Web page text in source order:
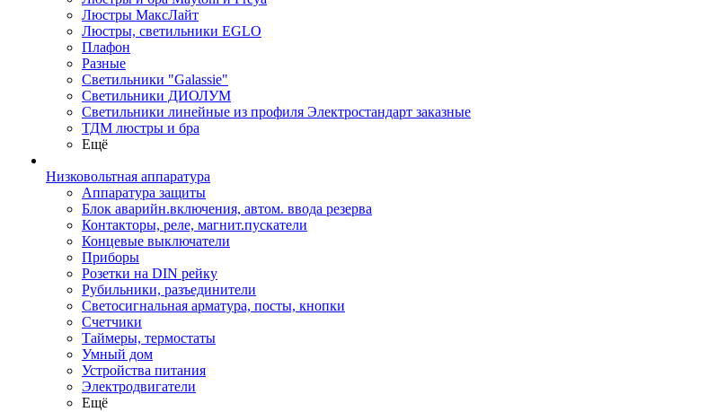
Люстры МаксЛайт
Люстры, светильники EGLO
Плафон
Разные
Светильники "Galassie"
Светильники ДИОЛУМ
Светильники линейные из профиля Электростандарт заказные
ТДМ люстры и бра
Ещё
Низковольтная аппаратура
Аппаратура защиты
Блок аварийн.включения, автом. ввода резерва
Контакторы, реле, магнит.пускатели
Концевые выключатели
Приборы
Розетки на DIN рейку
Рубильники, разъединители
Светосигнальная арматура, посты, кнопки
Счетчики
Таймеры, термостаты
Умный дом
Устройства питания
Электродвигатели
Ещё